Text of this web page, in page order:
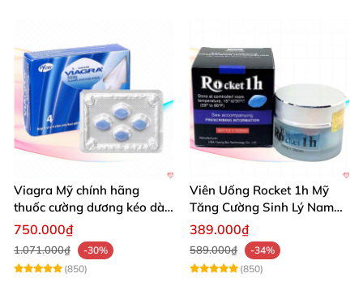
Viagra Mỹ chính hãng
thuốc cường dương kéo dài
thời gian hiệu quả cho Nam
750.000₫
1.071.000₫
-30%
(850)
Viên Uống Rocket 1h Mỹ
Tăng Cường Sinh Lý Nam
Hỗ Trợ Mạnh
389.000₫
589.000₫
-34%
(850)